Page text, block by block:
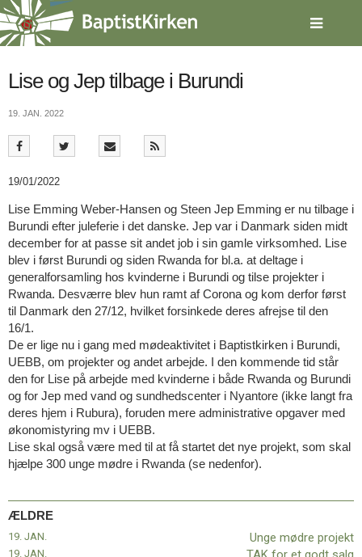
Spring
menu
over
gå
indholdVend
forsiden
1.0:
Forside
3.0:
Kalender
4.0:
Inspiration
5.0:
Værktøjskassen
6.0:
Mission
7.0:
Om
BaptistKirken
8.0:
Kontakt
9.0:
Forside
10.0:
Nyheder
11.0:
Kalender
12.0:
Inspiration
13.0:
Værktøjskassen
14.0:
Mission
15.0:
Om
BaptistKirken
16.0:
Kontakt
Næste
indlæg:
Fastemateriale
2022Forrige
Lise og Jep tilbage i Burundi
19. JAN. 2022
19/01/2022
Lise Emming Weber-Hansen og Steen Jep Emming er nu tilbage i
Burundi efter juleferie i det danske. Jep var i Danmark siden midt
december for at passe sit andet job i sin gamle virksomhed. Lise
blev i først Burundi og siden Rwanda for bl.a. at deltage i
generalforsamling hos kvinderne i Burundi og tilse projekter i
Rwanda. Desværre blev hun ramt af Corona og kom derfor først
til Danmark den 27/12, hvilket forsinkede deres afrejse til den
16/1.
De er lige nu i gang med mødeaktivitet i Baptistkirken i Burundi,
UEBB, om projekter og andet arbejde. I den kommende tid står
den for Lise på arbejde med kvinderne i både Rwanda og Burundi
og for Jep med vand og sundhedscenter i Nyantore (ikke langt fra
deres hjem i Rubura), foruden mere administrative opgaver med
økonomistyring mv i UEBB.
Lise skal også være med til at få startet det nye projekt, som skal
hjælpe 300 unge mødre i Rwanda (se nedenfor).
ÆLDRE
19. JAN. Unge mødre projekt
19. JAN.